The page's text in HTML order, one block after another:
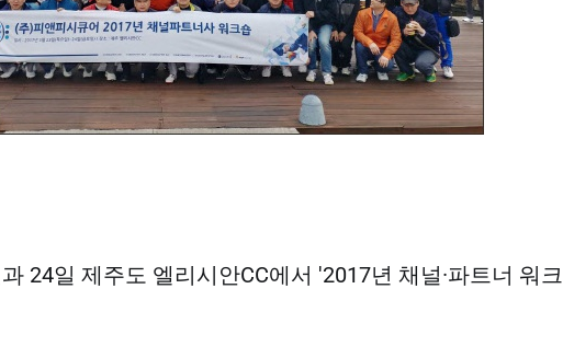
24일 제주도 엘리시안CC에서 '2017년 채널·파트너 워크